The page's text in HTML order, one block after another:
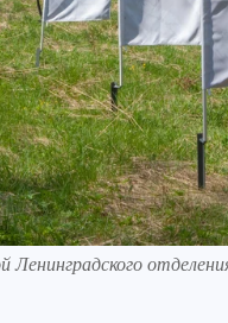
Ленинградского